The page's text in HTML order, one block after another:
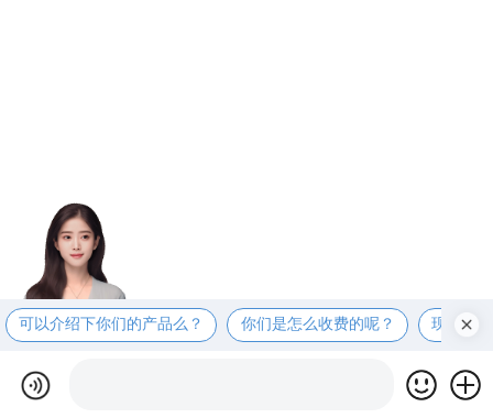
可以介绍下你们的产品么？ 你们是怎么收费的呢？ 现在有